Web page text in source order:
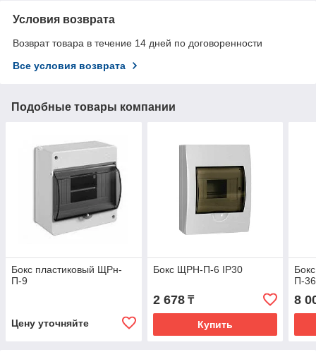
Условия возврата
Возврат товара в течение 14 дней по договоренности
Все условия возврата
Подобные товары компании
Бокс пластиковый ЩРн-
П-9
Цену уточняйте
Бокс ЩРН-П-6 IP30
2 678₸
Купить
П-
8